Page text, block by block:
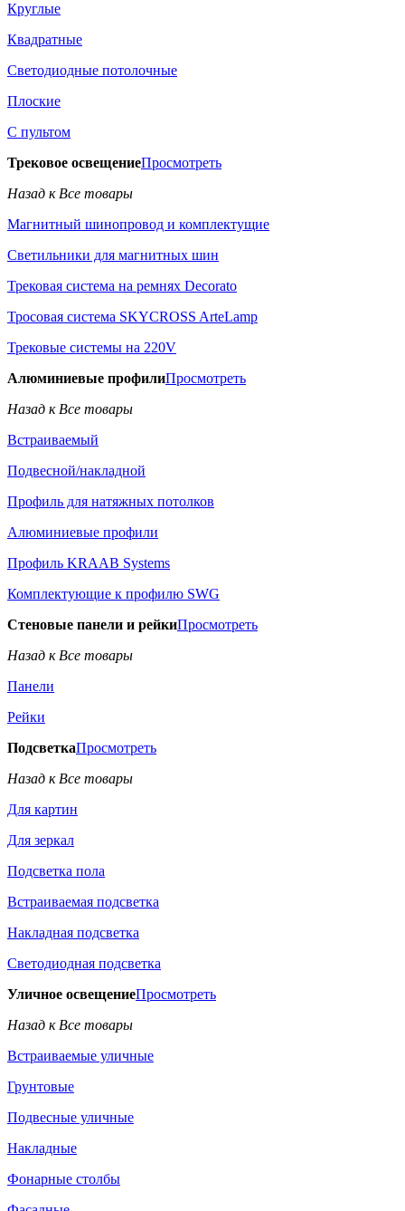
Круглые
Квадратные
Светодиодные потолочные
Плоские
С пультом
Трековое освещениеПросмотреть
Назад к Все товары
Магнитный шинопровод и комплектущие
Светильники для магнитных шин
Трековая система на ремнях Decorato
Тросовая система SKYCROSS ArteLamp
Трековые системы на 220V
Алюминиевые профилиПросмотреть
Назад к Все товары
Встраиваемый
Подвесной/накладной
Профиль для натяжных потолков
Алюминиевые профили
Профиль KRAAB Systems
Комплектующие к профилю SWG
Стеновые панели и рейкиПросмотреть
Назад к Все товары
Панели
Рейки
ПодсветкаПросмотреть
Назад к Все товары
Для картин
Для зеркал
Подсветка пола
Встраиваемая подсветка
Накладная подсветка
Светодиодная подсветка
Уличное освещениеПросмотреть
Назад к Все товары
Встраиваемые уличные
Грунтовые
Подвесные уличные
Накладные
Фонарные столбы